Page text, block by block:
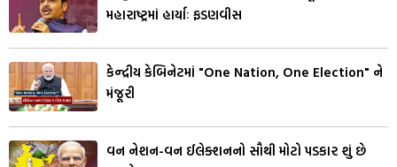
મહારાષ્ટ્રમાં હાર્યાઃ ફડણવીસ
કેન્દ્રીય કેબિનેટમાં "One Nation, One Election" ને
મંજૂરી
વન નેશન-વન ઈલેક્શનનો સૌથી મોટો પડકાર શું છે